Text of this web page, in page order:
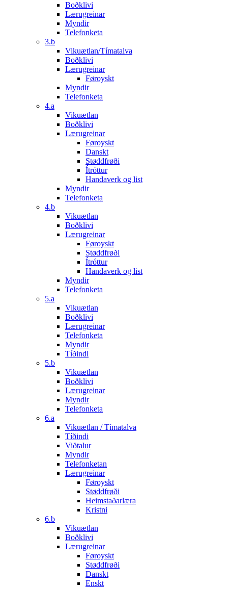
Boðklivi
Lærugreinar
Myndir
Telefonketa
3.b
Vikuætlan/Tímatalva
Boðklivi
Lærugreinar
Føroyskt
Myndir
Telefonketa
4.a
Vikuætlan
Boðklivi
Lærugreinar
Føroyskt
Danskt
Støddfrøði
Ítróttur
Handaverk og list
Myndir
Telefonketa
4.b
Vikuætlan
Boðklivi
Lærugreinar
Føroyskt
Støddfrøði
Ítróttur
Handaverk og list
Myndir
Telefonketa
5.a
Vikuætlan
Boðklivi
Lærugreinar
Telefonketa
Myndir
Tíðindi
5.b
Vikuætlan
Boðklivi
Lærugreinar
Myndir
Telefonketa
6.a
Vikuætlan / Tímatalva
Tíðindi
Viðtalur
Myndir
Telefonketan
Lærugreinar
Føroyskt
Støddfrøði
Heimstaðarlæra
Kristni
6.b
Vikuætlan
Boðklivi
Lærugreinar
Føroyskt
Støddfrøði
Danskt
Enskt